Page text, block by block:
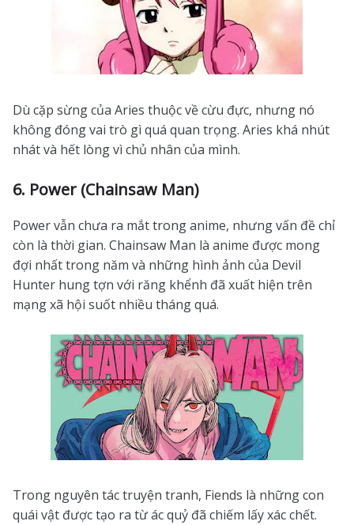
Dù cặp sừng của Aries thuộc về cừu đực, nhưng nó
không đóng vai trò gì quá quan trọng. Aries khá nhút
nhát và hết lòng vì chủ nhân của mình.
6. Power (Chainsaw Man)
Power vẫn chưa ra mắt trong anime, nhưng vấn đề chỉ
còn là thời gian. Chainsaw Man là anime được mong
đợi nhất trong năm và những hình ảnh của Devil
Hunter hung tợn với răng khểnh đã xuất hiện trên
mạng xã hội suốt nhiều tháng quá.
Trong nguyên tác truyện tranh, Fiends là những con
quái vật được tạo ra từ ác quỷ đã chiếm lấy xác chết.